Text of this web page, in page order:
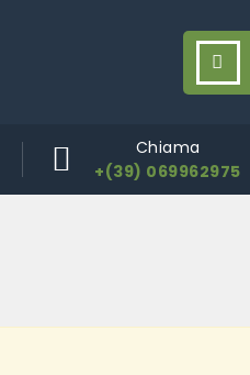
Chiama
+(39) 069962975